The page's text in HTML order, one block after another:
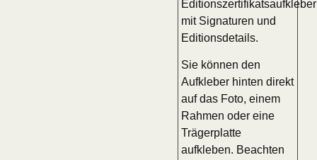
Editionszertifikatsaufkleber
mit Signaturen und
Editionsdetails.
Sie können den
Aufkleber hinten direkt
auf das Foto, einem
Rahmen oder eine
Trägerplatte
aufkleben. Beachten